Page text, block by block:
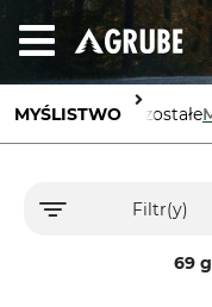
MYŚLISTWO Pozostałe
Filtr(y)
69